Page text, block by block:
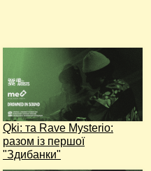
Qki: та Rave Mysterio:
разом із першої
"Здибанки"